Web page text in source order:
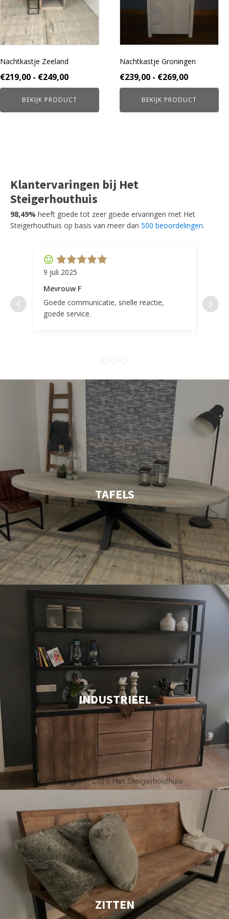
Nachtkastje Zeeland
€219,00 - €249,00Prijsklasse:
€219,00
tot
€249,00
BEKIJK PRODUCT
Deze
optie
kan
gekozen
op
de
productpagina
Nachtkastje Groningen
€239,00 - €269,00
€239,00
tot
€269,00
BEKIJK PRODUCT
Deze
op
de
productpagina
Klantervaringen bij Het
Steigerhouthuis
98,49% heeft goede tot zeer goede ervaringen met Het
Steigerhouthuis op basis van meer dan 500 beoordelingen.
9 juli 2025
Mevrouw F
Goede communicatie, snelle reactie,
goede service.
door
TAFELS
INDUSTRIEEL
ZITTEN